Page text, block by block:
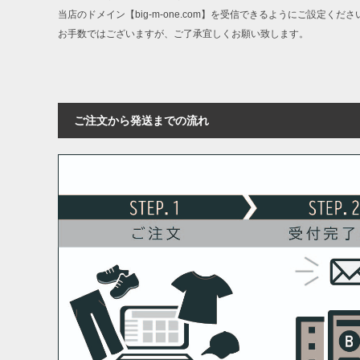
当店のドメイン【big-m-one.com】を受信できるようにご設定くださ
お手数ではございますが、ご了承宜しくお願い致します。
ご注文から発送までの流れ